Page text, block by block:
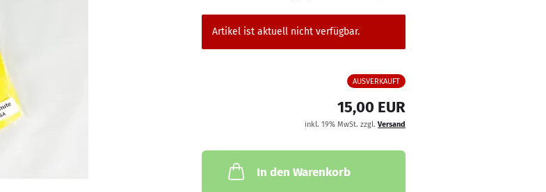
Artikel ist aktuell nicht verfügbar.
AUSVERKAUFT
15,00 EUR
inkl. 19% MwSt. zzgl. Versand
In den Warenkorb